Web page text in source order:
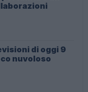
di oggi 9
nuvoloso